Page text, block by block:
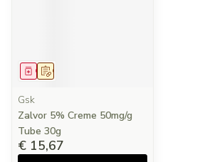
Op voorschrift
Geneesmiddel
Gsk
Zalvor 5% Creme 50mg/g
Tube 30g
€ 15,67